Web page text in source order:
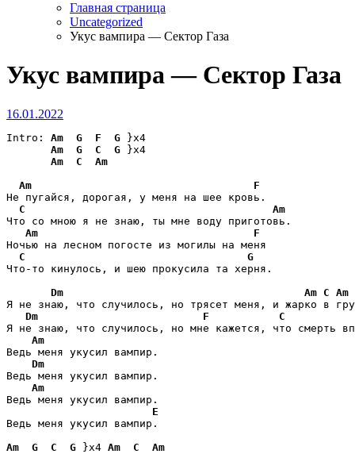
Главная страница
Uncategorized
Укус вампира — Сектор Газа
Укус вампира — Сектор Газа
16.01.2022
Intro: Am G F G }x4
Am
G C G }x4
Am
C
Am
Am
F
Не пугайся, дорогая, у меня на шее кровь.
C
Am
Что со мною я не знаю, ты мне воду приготовь.
Am
F
Ночью на лесном погосте из могилы на меня
C
G
Что-то кинулось, и шею прокусила та херня.
Dm
Am C Am
Я не знаю, что случилось, но трясет меня, и жарко в
Dm
F
C
Я не знаю, что случилось, но мне кажется, что смерть
Am
Ведь меня укусил вампир.
Dm
Ведь меня укусил вампир.
Am
Ведь меня укусил вампир.
E
Ведь меня укусил вампир.
Am
G C G }x4 Am C
Am